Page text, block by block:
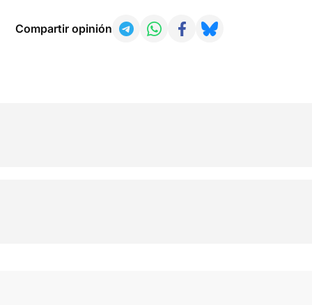
Compartir opinión